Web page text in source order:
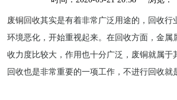
废铜回收其实是有着非常广泛用途的，回收行
环境恶化，开始重视起来。在回收方面，金属
收力度比较大，作用也十分广泛，废铜就属于
回收也是非常重要的一项工作，不进行回收就